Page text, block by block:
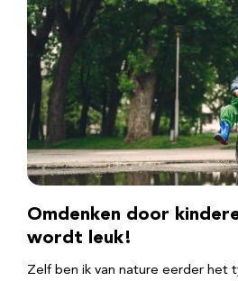
Omdenken door
wordt leuk!
Zelf ben ik van nature eerder het